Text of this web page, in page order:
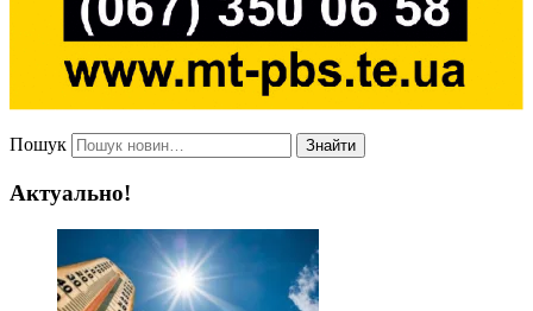
Пошук Знайти
Актуально!